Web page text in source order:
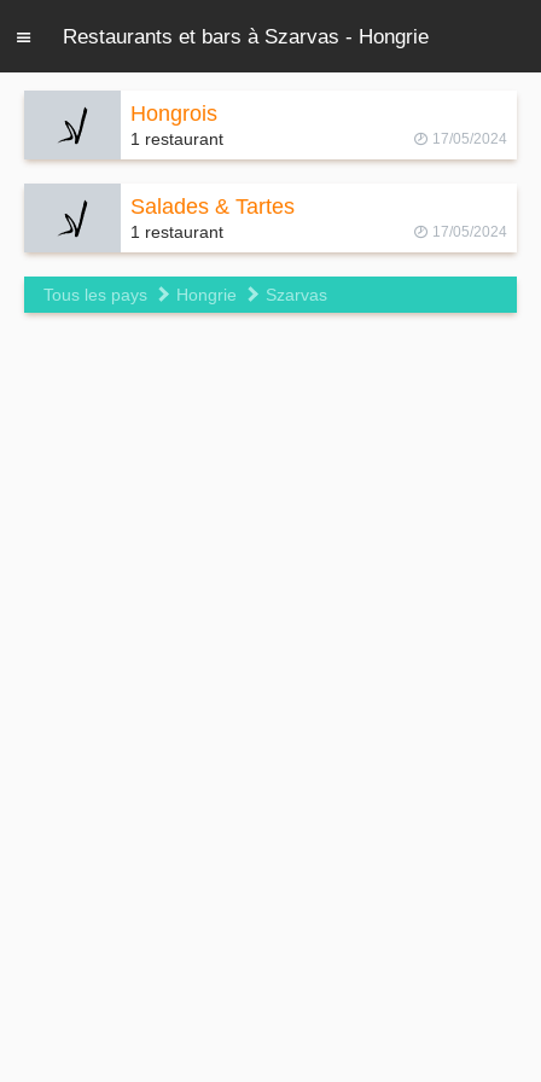
Restaurants et bars à Szarvas - Hongrie
Hongrois
1 restaurant 17/05/2024
Salades & Tartes
1 restaurant 17/05/2024
Tous les pays Hongrie Szarvas